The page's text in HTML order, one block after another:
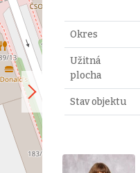
Okres
Užitná
plocha
Stav objektu